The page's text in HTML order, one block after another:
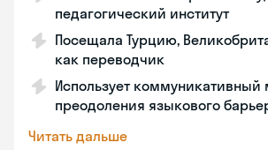
педагогический институт
Посещала Турцию,
как переводчик
Использует коммуникативный
преодоления языкового
Читать дальше